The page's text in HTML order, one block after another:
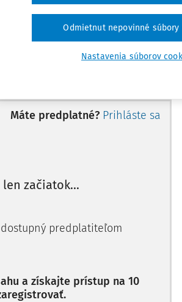
poriadku
spravodlivosti Slovenskej republiky
odňatia slobody
správneho orgánu do jeho práv,
vyhlášky MS SR č. 368/2008 Z.z.,
Máte predplatné? Prihláste sa
začiatok...
predplatiteľom
a získajte prístup na 10
Nastavenia súborov
Odmietnut nepovinné súbory